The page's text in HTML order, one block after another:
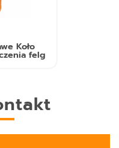
Koło
felg